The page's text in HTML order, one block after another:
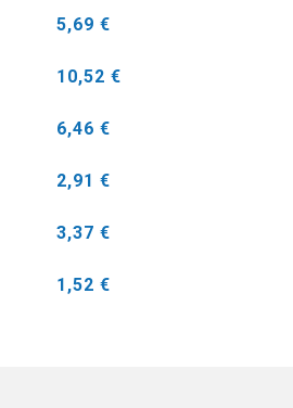
5,69 €
10,52 €
6,46 €
2,91 €
3,37 €
1,52 €